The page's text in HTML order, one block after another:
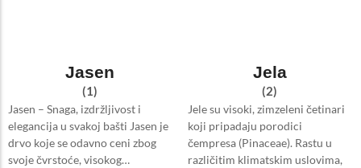
Jasen
(1)
Jasen – Snaga, izdržljivost i
elegancija u svakoj bašti Jasen je
drvo koje se odavno ceni zbog
svoje čvrstoće, visokog…
Jela
(2)
Jele su visoki, zimzeleni četinari
koji pripadaju porodici
čempresa (Pinaceae). Rastu u
različitim klimatskim uslovima,